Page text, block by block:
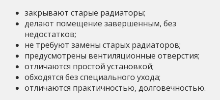
закрывают старые радиаторы;
делают помещение завершенным, без
недостатков;
не требуют замены старых радиаторов;
предусмотрены вентиляционные отверстия;
отличаются простой установкой;
обходятся без специального ухода;
отличаются практичностью, долговечностью.